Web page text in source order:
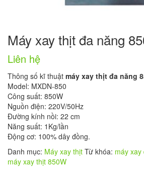
Máy xay thịt đa năng
Liên hệ
Thông số kĩ thuật máy xay thịt đa năng
Model: MXDN-850
Công suất: 850W
Nguồn điện: 220V/50Hz
Đường kính nồi: 22 cm
Năng suất: 1Kg/lần
Động cơ: 100% dây đồng.
Danh mục: Máy xay thịt Từ khóa: máy xay
máy xay thịt 850W